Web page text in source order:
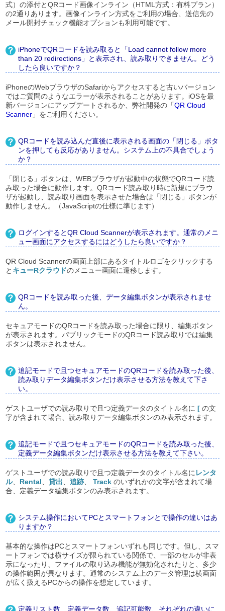
式）の添付とQRコード画像インライン（HTML方式：有料プラン）
の2通りあります。画像インライン方式をご利用の場合、送信先の
メール開封チェック機能オプションも利用可能です。
iPhoneでQRコードを読み取ると「Load cannot follow more
than 20 redirections」と表示され、読み取りできません。どう
したら良いですか？
iPhoneのWebブラウザのSafariからアクセスすると古いバージョン
ではご質問のようなエラーが表示されることがあります。iOSを最
新バージョンにアップデートされるか、弊社開発の「QR Cloud
Scanner 」をご利用ください。
QRコードを読み込んだ直後に表示される画面の「閉じる」ボタ
ンを押しても反応がありません。システム上の不具合でしょう
か？
「閉じる」ボタンは、WEBブラウザが起動中の状態でQRコード読
み取った場合に動作します。QRコード読み取り時に新規にブラウ
ザが起動し、読み取り画面を表示させた場合は「閉じる」ボタンが
動作しません。（JavaScriptの仕様に準じます）
ログインするとQR Cloud Scannerが表示されます。通常のメニ
ュー画面にアクセスするにはどうしたら良いですか？
QR Cloud Scannerの画面上部にあるタイトルロゴをクリックする
と キューRクラウドのメニュー画面に遷移します。
QRコードを読み取った後、データ編集ボタンが表示されませ
ん。
セキュアモードのQRコードを読み取った場合に限り、編集ボタン
が表示されます。パブリックモードのQRコード読み取りでは編集
ボタンは表示されません。
追記モードで且つセキュアモードのQRコードを読み取った後、
読み取りデータ編集ボタンだけ表示させる方法を教えて下さ
い。
ゲストユーザでの読み取りで且つ定義データのタイトル名に[ の文
字が含まれて場合、読み取りデータ編集ボタンのみ表示されます。
追記モードで且つセキュアモードのQRコードを読み取った後、
定義データ編集ボタンだけ表示させる方法を教えて下さい。
ゲストユーザでの読み取りで且つ定義データのタイトル名に レンタ
ル、 Rental 、貸出 、追跡 、Track のいずれかの文字が含まれて場
合、定義データ編集ボタンのみ表示されます。
システム操作においてPCとスマートフォンとで操作の違いはあ
りますか？
基本的な操作はPCとスマートフォンいずれも同じです。但し、スマ
ートフォンでは横サイズが限られている関係で、一部のセルが非表
示になったり、ファイルの取り込み機能が無効化されたりと、多少
の操作範囲が異なります。通常のシステム上のデータ管理は横画面
が広く扱えるPCからの操作を想定しています。
定義リスト数、定義データ数、追記可能数、それぞれの違いに